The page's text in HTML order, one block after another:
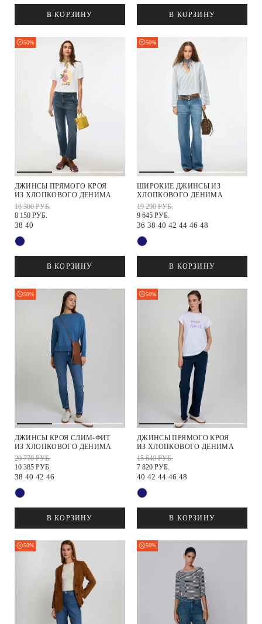
В КОРЗИНУ В КОРЗИНУ
50%
ДЖИНСЫ ПРЯМОГО КРОЯ
ИЗ ХЛОПКОВОГО ДЕНИМА
16 300 РУБ.
8 150 РУБ.
38 40
В КОРЗИНУ
50%
ШИРОКИЕ ДЖИНСЫ ИЗ
ХЛОПКОВОГО ДЕНИМА
19 290 РУБ.
9 645 РУБ.
36 38 40 42 44 46 48
В КОРЗИНУ
50%
ДЖИНСЫ КРОЯ СЛИМ-ФИТ
ИЗ ХЛОПКОВОГО ДЕНИМА
20 770 РУБ.
10 385 РУБ.
38 40 42 46
В КОРЗИНУ
50%
ДЖИНСЫ ПРЯМОГО КРОЯ
ИЗ ХЛОПКОВОГО ДЕНИМА
15 640 РУБ.
7 820 РУБ.
40 42 44 46 48
В КОРЗИНУ
50% 50%